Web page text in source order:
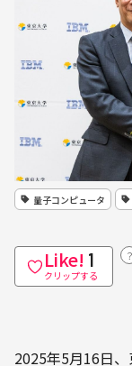
量子コンピュータ
Like! 1
クリップする
？
2025年5月16日